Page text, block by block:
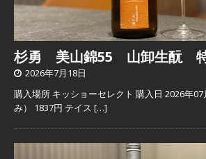
杉勇 美山錦55 山卸生酛
2026年7月18日
購入場所 キッショーセレクト 購入日 2026年
み） 1837円 テイス […]